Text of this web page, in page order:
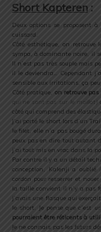
Short Kapteren :
Deux options se proposent
cuissard.
Côté esthétique, on retrouve
sympa, à dominante noire, il
Il n’est pas très souple mais
il le deviendra… Cependant
sensible aux irritations, ça
Côté pratique, on retrouve
qui ne sont pas sur le maillot)
côté qui comprend des
J’ai porté le short lors d’un
le filet, elle n’a pas bougé
peux pas en dire tout autant
j’ai tout mis en vrac dans la
Par contre il y a un détail
conception, Kalenji a oublié
cordon pour resserrer et
la taille convient il n’y a pas
j’avais une flasque qui
le short. Je pense que c’est
pourraient être réticents à
Je ne connais pas les futurs